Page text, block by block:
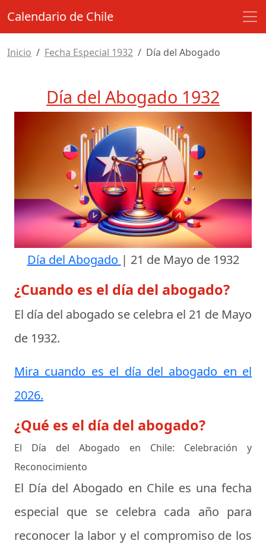
Calendario de Chile
Inicio Fecha Especial 1932 Día del Abogado
Día del Abogado 1932
Día del Abogado | 21 de Mayo de 1932
¿Cuando es el día del abogado?
El día del abogado se celebra el 21 de Mayo
de 1932.
Mira cuando es el día del abogado en el
2026.
¿Qué es el día del abogado?
El Día del Abogado en Chile: Celebración y
Reconocimiento
El Día del Abogado en Chile es una fecha
especial que se celebra cada año para
reconocer la labor y el compromiso de los